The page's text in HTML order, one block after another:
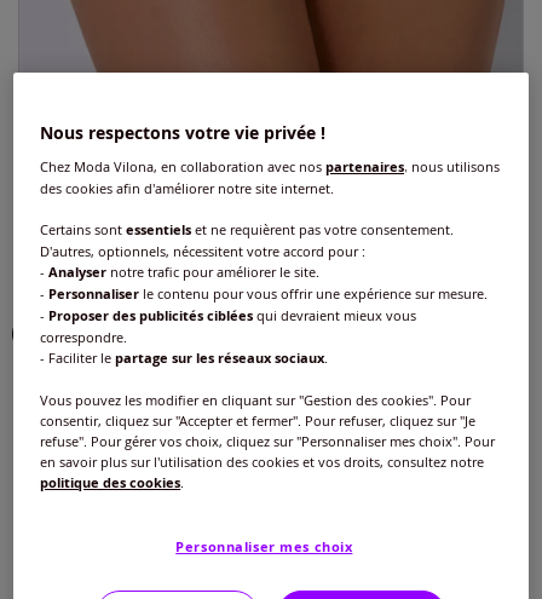
Slip taille haute légèrement gainant
Réf : 874.749.053 5 /5- 1avis
Couleur :couleur ivoire
Choisir une couleur :
Taille :
Nous respectons votre vie privée !
Chez Moda Vilona, en collaboration avec nospartenaires, nous utilisons
des cookies afin d'améliorer notre site internet.
Certains sontessentiels et ne requièrent pas votre consentement.
D'autres, optionnels, nécessitent votre accord pour :
-Analyser notre trafic pour améliorer le site.
- Personnaliser le contenu pour vous offrir une expérience sur mesure.
- Proposer des publicités ciblées qui devraient mieux vous
correspondre.
- Faciliter lepartage sur les réseaux sociaux.
Vous pouvez les modifier en cliquant sur "Gestion des cookies". Pour
consentir, cliquez sur "Accepter et fermer". Pour refuser, cliquez sur "Je
refuse". Pour gérer vos choix, cliquez sur "Personnaliser mes choix". Pour
en savoir plus sur l'utilisation des cookies et vos droits, consultez notre
politique des cookies.
Personnaliser mes choix